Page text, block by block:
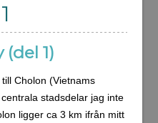
(del 1)
Cholon (Vietnams
stadsdelar jag inte
ligger ca 3 km ifrån mitt